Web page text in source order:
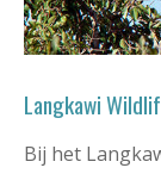
Langkawi
Bij het